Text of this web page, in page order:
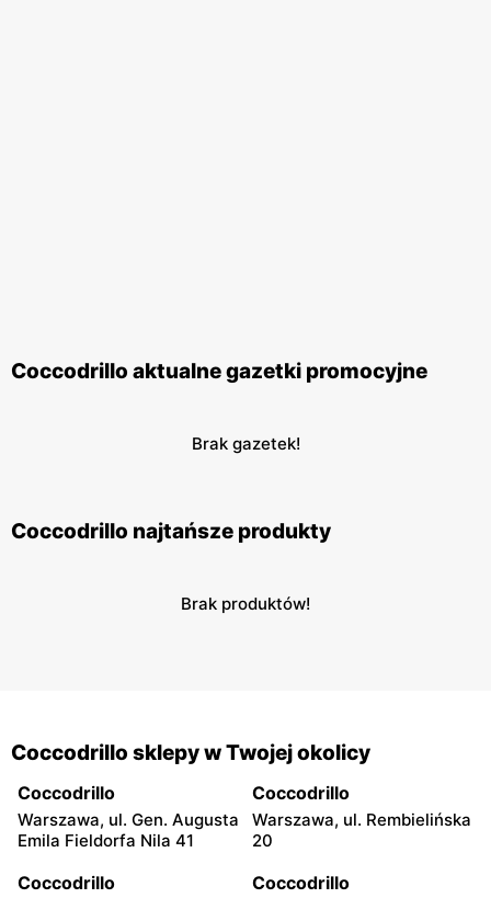
Coccodrillo aktualne gazetki promocyjne
Brak gazetek!
Coccodrillo najtańsze produkty
Brak produktów!
Coccodrillo sklepy w Twojej okolicy
Coccodrillo
Warszawa, ul. Gen. Augusta
Emila Fieldorfa Nila 41
Coccodrillo
Warszawa, ul. Rembielińska
20
Coccodrillo Coccodrillo